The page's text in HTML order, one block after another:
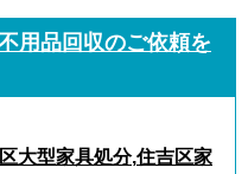
用品回収のご依頼を
大型家具処分,住吉区家